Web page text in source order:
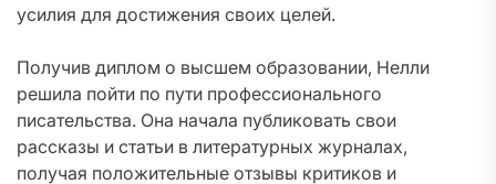
усилия для достижения своих целей.
Получив диплом о высшем образовании, Нелли
решила пойти по пути профессионального
писательства. Она начала публиковать свои
рассказы и статьи в литературных журналах,
получая положительные отзывы критиков и